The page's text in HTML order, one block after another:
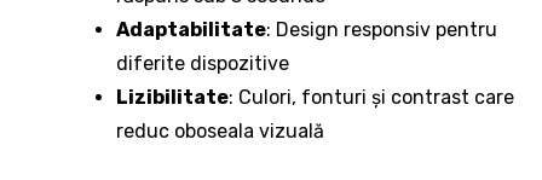
Adaptabilitate: Design responsiv pentru
diferite dispozitive
Lizibilitate: Culori, fonturi și contrast care
reduc oboseala vizuală